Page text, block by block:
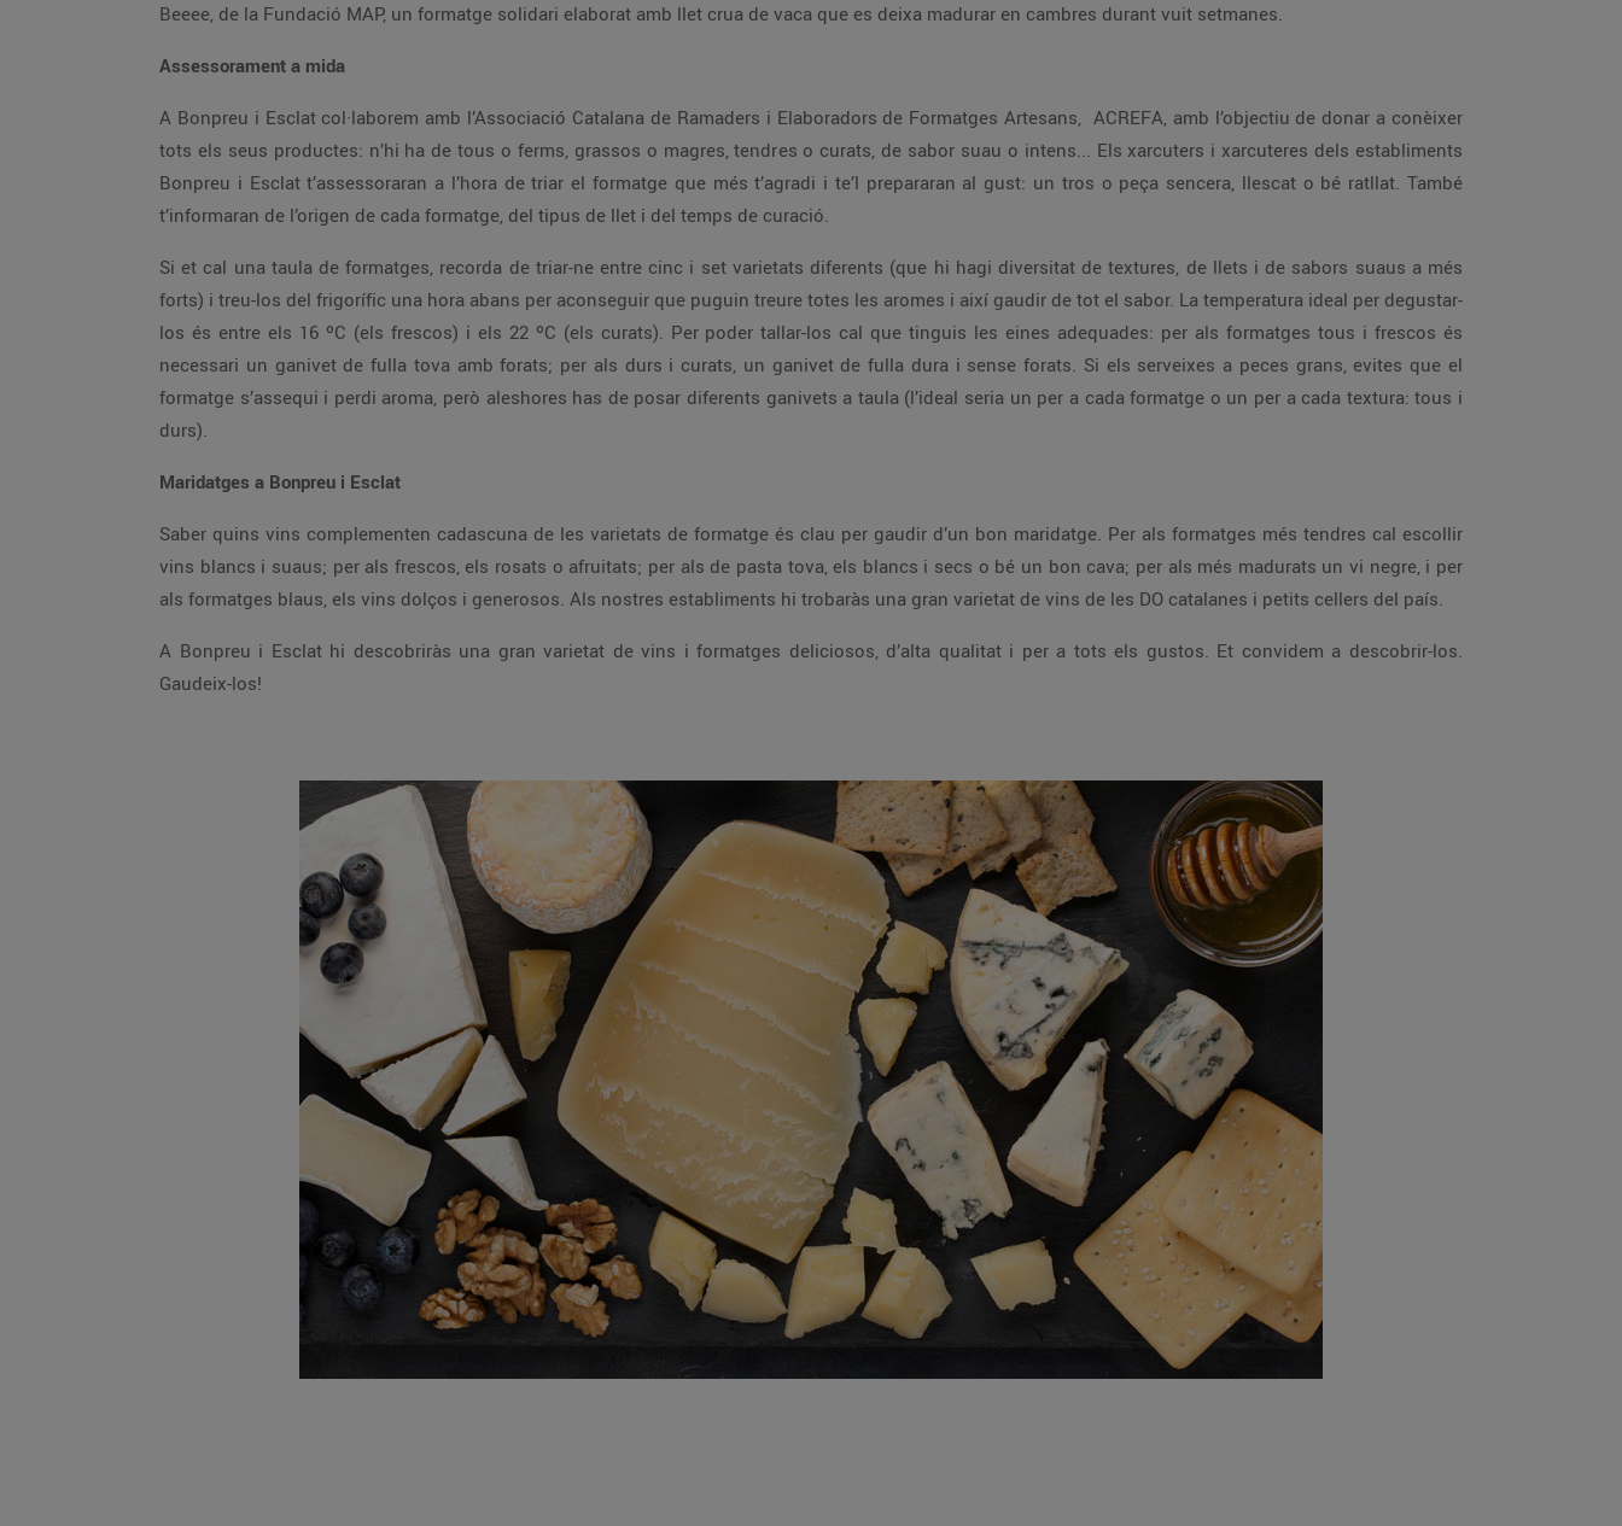
Beeee, de la Fundació MAP, un formatge solidari elaborat amb llet crua de vaca que es deixa madurar en cambres durant vuit setmanes.
Assessorament a mida
A Bonpreu i Esclat col·laborem amb l’Associació Catalana de Ramaders i Elaboradors de Formatges Artesans, ACREFA, amb l’objectiu de donar a conèixer
tots els seus productes: n’hi ha de tous o ferms, grassos o magres, tendres o curats, de sabor suau o intens... Els xarcuters i xarcuteres dels establiments
Bonpreu i Esclat t’assessoraran a l’hora de triar el formatge que més t’agradi i te’l prepararan al gust: un tros o peça sencera, llescat o bé ratllat. També
t’informaran de l’origen de cada formatge, del tipus de llet i del temps de curació.
Si et cal una taula de formatges, recorda de triar-ne entre cinc i set varietats diferents (que hi hagi diversitat de textures, de llets i de sabors suaus a més
forts) i treu-los del frigorífic una hora abans per aconseguir que puguin treure totes les aromes i així gaudir de tot el sabor. La temperatura ideal per degustar-
los és entre els 16 ºC (els frescos) i els 22 ºC (els curats). Per poder tallar-los cal que tinguis les eines adequades: per als formatges tous i frescos és
necessari un ganivet de fulla tova amb forats; per als durs i curats, un ganivet de fulla dura i sense forats. Si els serveixes a peces grans, evites que el
formatge s’assequi i perdi aroma, però aleshores has de posar diferents ganivets a taula (l’ideal seria un per a cada formatge o un per a cada textura: tous i
durs).
Maridatges a Bonpreu i Esclat
Saber quins vins complementen cadascuna de les varietats de formatge és clau per gaudir d’un bon maridatge. Per als formatges més tendres cal escollir
vins blancs i suaus; per als frescos, els rosats o afruitats; per als de pasta tova, els blancs i secs o bé un bon cava; per als més madurats un vi negre, i per
als formatges blaus, els vins dolços i generosos. Als nostres establiments hi trobaràs una gran varietat de vins de les DO catalanes i petits cellers del país.
A Bonpreu i Esclat hi descobriràs una gran varietat de vins i formatges deliciosos, d’alta qualitat i per a tots els gustos. Et convidem a descobrir-los.
Gaudeix-los!